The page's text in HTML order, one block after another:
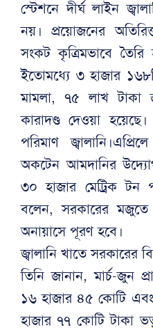
স্টেশনে দীর্ঘ লাইন
নয়। প্রয়োজনের
সংকট কৃত্রিমভাবে
ইতোমধ্যে ৩ হাজার
মামলা, ৭৫ লাখ
কারাদণ্ড দেওয়া
পরিমাণ
অকটেন আমদানির
৩০ হাজার মেট্রিক টন
বলেন, সরকারের
অনায়াসে পূরণ হবে।
জ্বালানি খাতে সরকারের
তিনি জানান, মার্চ-জুন
১৬ হাজার ৪৫ কোটি
হাজার ৭৭ কোটি টাকা